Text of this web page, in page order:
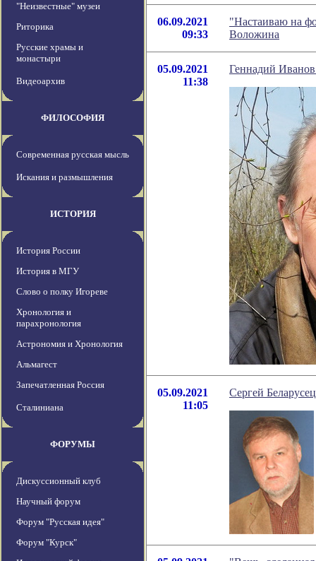
"Неизвестные" музеи
Риторика
Русские храмы и
монастыри
Видеоархив
ФИЛОСОФИЯ
Современная русская мысль
Искания и размышления
ИСТОРИЯ
История России
История в МГУ
Слово о полку Игореве
Хронология и
парахронология
Астрономия и Хронология
Альмагест
Запечатленная Россия
Сталиниана
ФОРУМЫ
Дискуссионный клуб
Научный форум
Форум "Русская идея"
Форум "Курск"
06.09.2021
09:33
"Настаиваю на
Воложина
05.09.2021
11:38
Геннадий
05.09.2021
11:05
Сергей